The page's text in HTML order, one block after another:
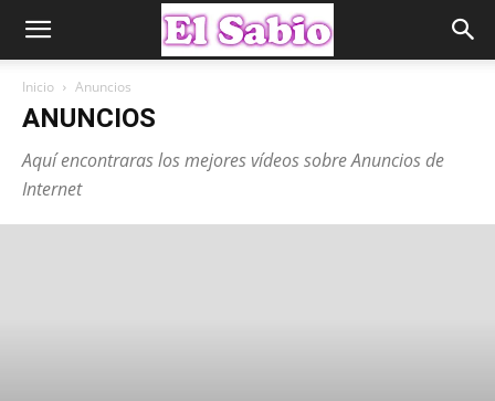
Inicio Anuncios
ANUNCIOS
Aquí encontraras los mejores vídeos sobre Anuncios de
Internet